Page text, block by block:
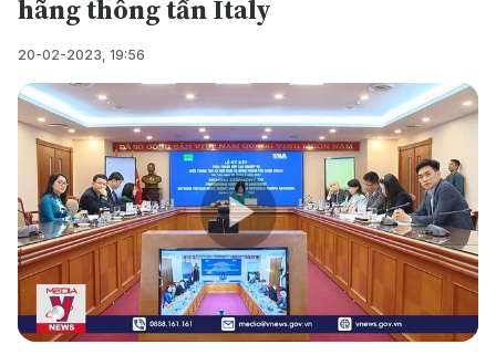
hãng thông tấn Italy
20-02-2023, 19:56
Play
Video